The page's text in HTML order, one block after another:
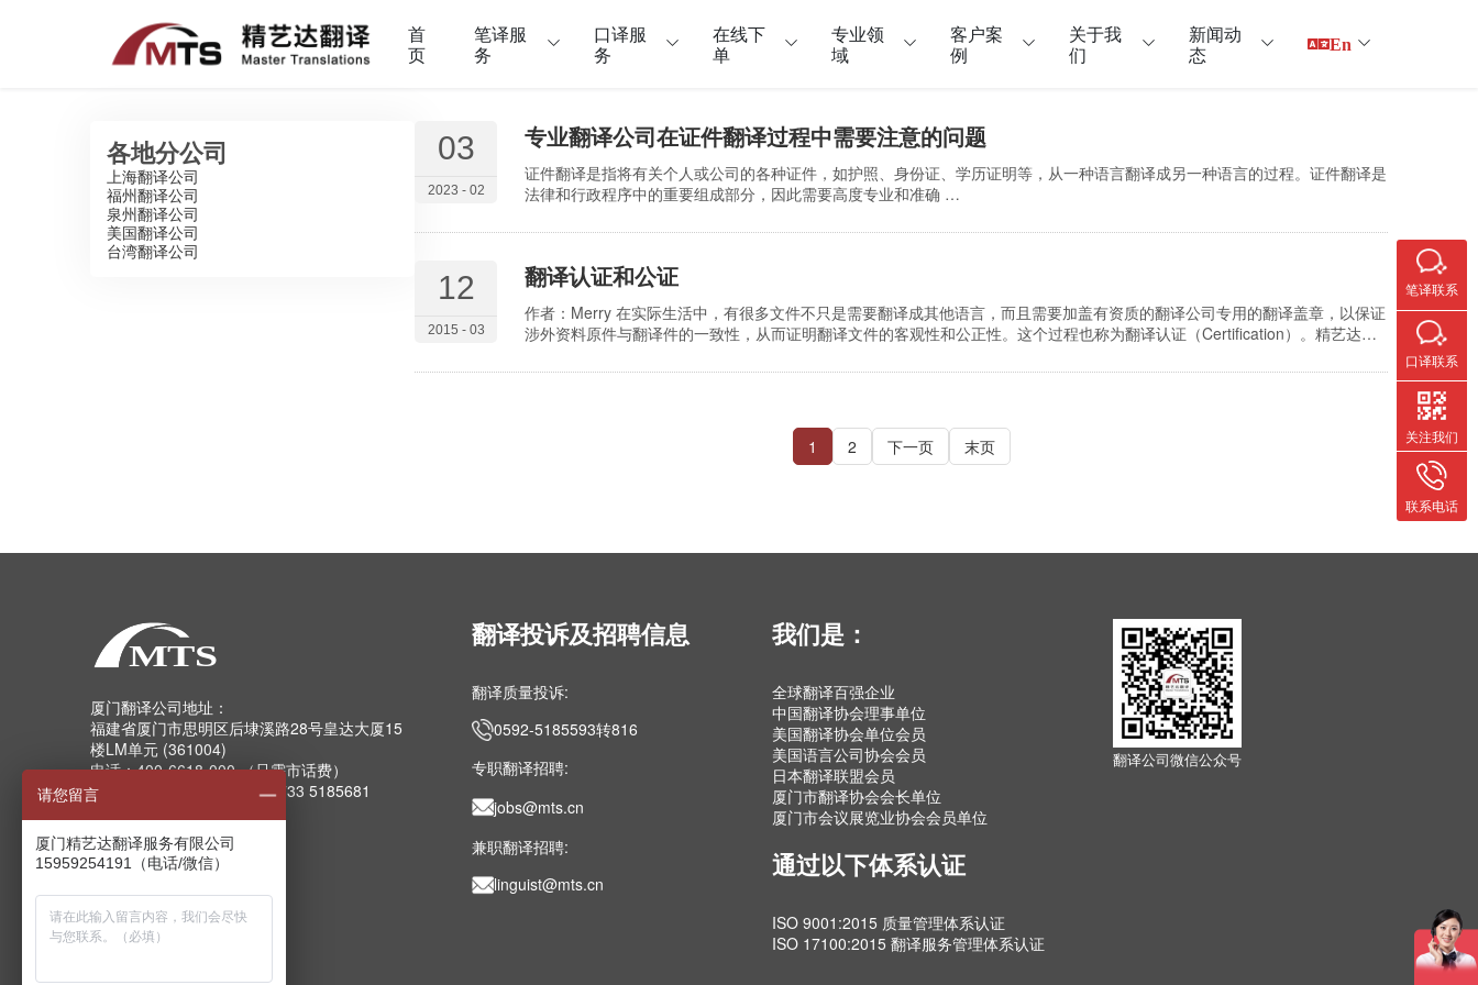
首
页
笔译服
务
口译服
务
在线下
单
专业领
域
客户案
例
关于我
们
新闻动
态
En
各地分公司
上海翻译公司
福州翻译公司
泉州翻译公司
美国翻译公司
台湾翻译公司
03
2023 - 02
专业翻译公司在证件翻译过程中需要注意的问题
证件翻译是指将有关个人或公司的各种证件，如护照、身份证、学历证明等，从一种语言翻译成另一种语言的过程。证件翻译是
法律和行政程序中的重要组成部分，因此需要高度专业和准确 …
12
2015 - 03
翻译认证和公证
作者：Merry 在实际生活中，有很多文件不只是需要翻译成其他语言，而且需要加盖有资质的翻译公司专用的翻译盖章，以保证
涉外资料原件与翻译件的一致性，从而证明翻译文件的客观性和公正性。这个过程也称为翻译认证（Certification）。精艺达翻
曾用名公证、未婚证明、结婚证、离婚证、怀孕…
1 2 下一页 末页
厦门翻译公司地址：
福建省厦门市思明区后埭溪路28号皇达大厦15
楼LM单元 (361004)
电话：400-6618-000 （只需市话费）
电话：0592-5185157 5185733 5185681
传真：0592-5185755
Email：info@mts.cn
翻译投诉及招聘信息
翻译质量投诉:
0592-5185593转816
专职翻译招聘:
jobs@mts.cn
兼职翻译招聘:
linguist@mts.cn
我们是：
全球翻译百强企业
中国翻译协会理事单位
美国翻译协会单位会员
美国语言公司协会会员
日本翻译联盟会员
厦门市翻译协会会长单位
厦门市会议展览业协会会员单位
通过以下体系认证
ISO 9001:2015 质量管理体系认证
ISO 17100:2015 翻译服务管理体系认证
翻译公司微信公众号
笔译联系
口译联系
关注我们
联系电话
请您留言
厦门精艺达翻译服务有限公司
15959254191（电话/微信）